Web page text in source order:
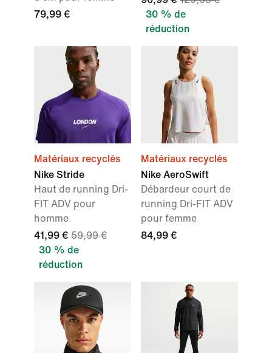
79,99 €
30 % de
réduction
Matériaux recyclés
Nike Stride
Haut de running Dri-
FIT ADV pour
homme
41,99 € 59,99 €
30 % de
réduction
Matériaux recyclés
Nike AeroSwift
Débardeur court de
running Dri-FIT ADV
pour femme
84,99 €